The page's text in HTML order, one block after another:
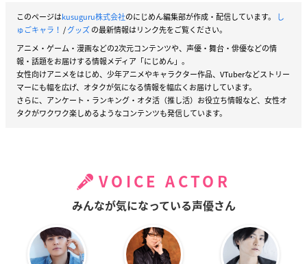
このページはkusuguru株式会社のにじめん編集部が作成・配信しています。
し
ゅごキャラ！ /グッズの最新情報はリンク先をご覧ください。
アニメ・ゲーム・漫画などの2次元コンテンツや、声優・舞台・俳優などの情
報・話題をお届けする情報メディア「にじめん」。
女性向けアニメをはじめ、少年アニメやキャラクター作品、VTuberなどストリー
マーにも幅を広げ、オタクが気になる情報を幅広くお届けしています。
さらに、アンケート・ランキング・オタ活（推し活）お役立ち情報など、女性オ
タクがワクワク楽しめるようなコンテンツも発信しています。
VOICE ACTOR
みんなが気になっている声優さん